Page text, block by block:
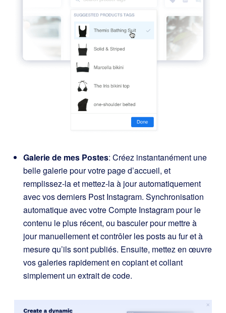
Galerie de mes Postes: Créez instantanément une
belle galerie pour votre page d’accueil, et
remplissez-la et mettez-la à jour automatiquement
avec vos derniers Post Instagram. Synchronisation
automatique avec votre Compte Instagram pour le
contenu le plus récent, ou basculer pour mettre à
jour manuellement et contrôler les posts au fur et à
mesure qu’ils sont publiés. Ensuite, mettez en œuvre
vos galeries rapidement en copiant et collant
simplement un extrait de code.